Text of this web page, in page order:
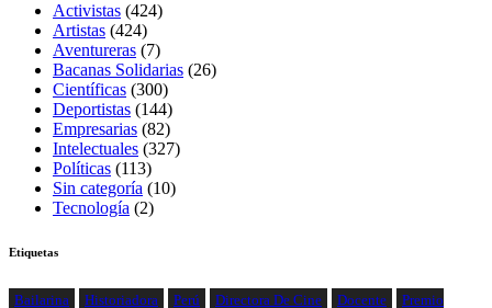
Activistas (424)
Artistas (424)
Aventureras (7)
Bacanas Solidarias (26)
Científicas (300)
Deportistas (144)
Empresarias (82)
Intelectuales (327)
Políticas (113)
Sin categoría (10)
Tecnología (2)
Etiquetas
Bailarina Historiadora Perú Directora De Cine Docente Premio